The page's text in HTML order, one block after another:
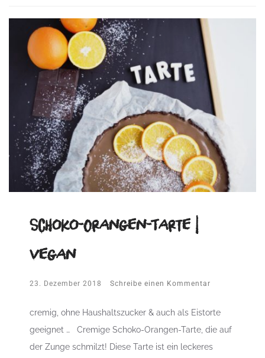
Schoko-Orangen-Tarte |
vegan
23. Dezember 2018 Schreibe einen Kommentar
cremig, ohne Haushaltszucker & auch als Eistorte
geeignet … Cremige Schoko-Orangen-Tarte, die auf
der Zunge schmilzt! Diese Tarte ist ein leckeres